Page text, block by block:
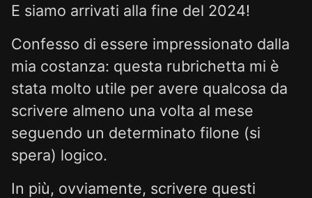
E siamo arrivati alla fine del 2024!
Confesso di essere impressionato dalla
mia costanza: questa rubrichetta mi è
stata molto utile per avere qualcosa da
scrivere almeno una volta al mese
seguendo un determinato filone (si
spera) logico.
In più, ovviamente, scrivere questi